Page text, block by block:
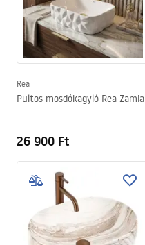
Rea
Pultos mosdókagyló Rea Zamia
26 900 Ft